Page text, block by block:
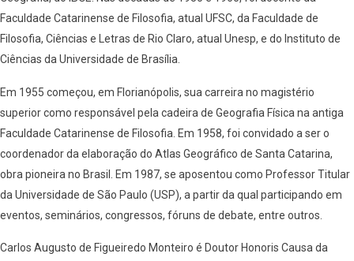
Faculdade Catarinense de Filosofia, atual UFSC, da Faculdade de
Filosofia, Ciências e Letras de Rio Claro, atual Unesp, e do Instituto de
Ciências da Universidade de Brasília.
Em 1955 começou, em Florianópolis, sua carreira no magistério
superior como responsável pela cadeira de Geografia Física na antiga
Faculdade Catarinense de Filosofia. Em 1958, foi convidado a ser o
coordenador da elaboração do Atlas Geográfico de Santa Catarina,
obra pioneira no Brasil. Em 1987, se aposentou como Professor Titular
da Universidade de São Paulo (USP), a partir da qual participando em
eventos, seminários, congressos, fóruns de debate, entre outros.
Carlos Augusto de Figueiredo Monteiro é Doutor Honoris Causa da